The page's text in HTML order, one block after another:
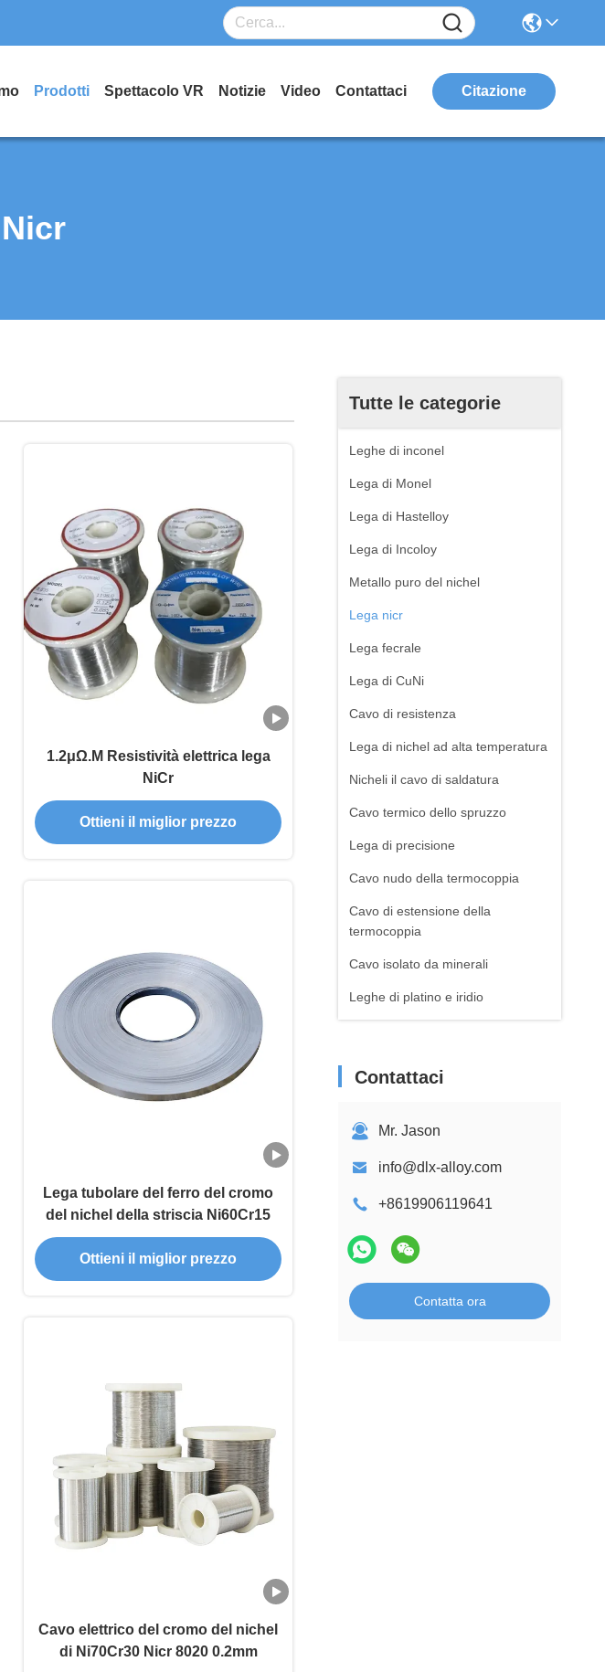
Prodotti Spettacolo VR Notizie Video Contattaci Citazione
Tutte le categorie
Leghe di inconel
Lega di Monel
Lega di Hastelloy
Lega di Incoloy
Metallo puro del nichel
Lega nicr
Lega fecrale
Lega di CuNi
Cavo di resistenza
Lega di nichel ad alta temperatura
Nicheli il cavo di saldatura
Cavo termico dello spruzzo
Lega di precisione
Cavo nudo della termocoppia
Cavo di estensione della
termocoppia
Cavo isolato da minerali
Leghe di platino e iridio
Lega di metallo
Serie di riscaldamento
Contattaci
Mr. Jason
info@dlx-alloy.com
+8619906119641
Contatta ora
1.2μΩ.M Resistività elettrica lega
NiCr
Ottieni il miglior prezzo
Lega tubolare del ferro del cromo
del nichel della striscia Ni60Cr15
Ottieni il miglior prezzo
Cavo elettrico del cromo del nichel
di Ni70Cr30 Nicr 8020 0.2mm